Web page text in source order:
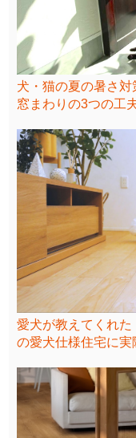
犬・猫の夏の暑さ
窓まわりの3つの工
愛犬が教えてくれ
の愛犬仕様住宅に実